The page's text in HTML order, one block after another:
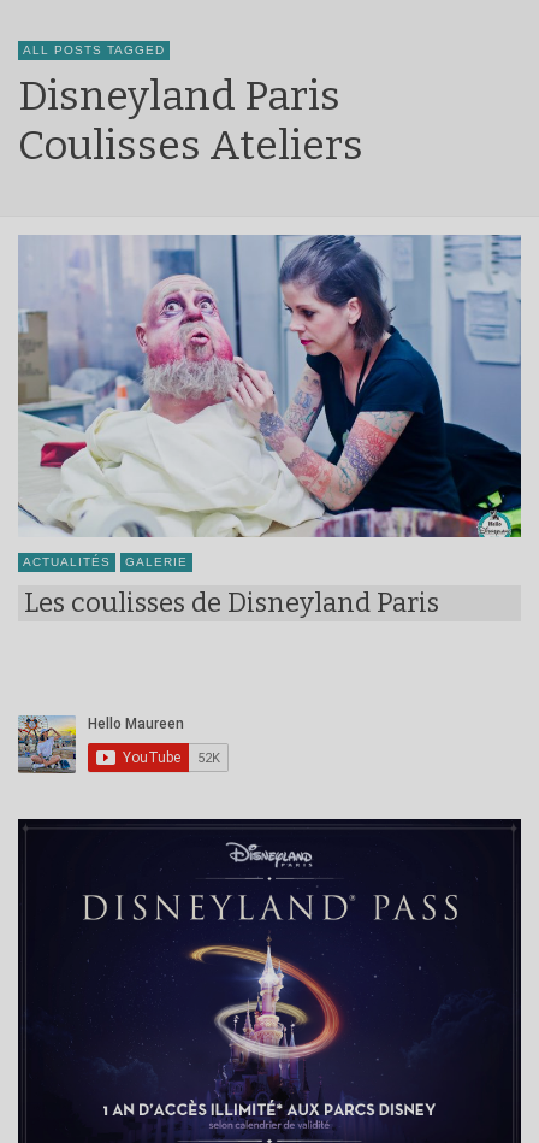
ALL POSTS TAGGED
Disneyland Paris
Coulisses Ateliers
ACTUALITÉS GALERIE
Les coulisses de Disneyland Paris